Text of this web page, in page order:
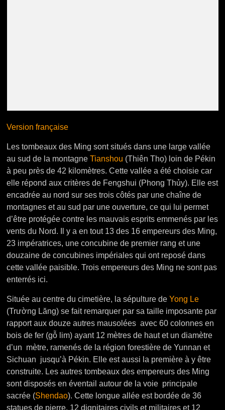
Version française
Les tombeaux des Ming sont situés dans une large vallée
au sud de la montagneTianshou (Thiên Thọ) loin de Pékin
à peu près de 42 kilomètres. Cette vallée a été choisie car
elle répond aux critères de Fengshui (Phong Thủy). Elle est
encadrée au nord sur ses trois côtés par une chaîne de
montagnes et au sud par une ouverture, ce qui lui permet
d’être protégée contre les mauvais esprits emmenés par les
vents du Nord. Il y a en tout 13 des 16 empereurs des Ming,
23 impératrices, une concubine de premier rang et une
douzaine de concubines impériales qui ont reposé dans
cette vallée paisible. Trois empereurs des Ming ne sont pas
enterrés ici.
Située au centre du cimetière, la sépulture de Yong Le
(Trường Lăng) se fait remarquer par sa taille imposante par
rapport aux douze autres mausolées avec 60 colonnes en
bois de fer (gỗ lim) ayant 12 mètres de haut et un diamètre
d’un mètre, ramenés de la région forestière de Yunnan et
Sichuan jusqu’à Pékin. Elle est aussi la première à y être
construite. Les autres tombeaux des empereurs des Ming
sont disposés en éventail autour de la voie principale
sacrée (Shendao).Cette longue allée est bordée de 36
statues de pierre, 12 dignitaires civils et militaires et 12